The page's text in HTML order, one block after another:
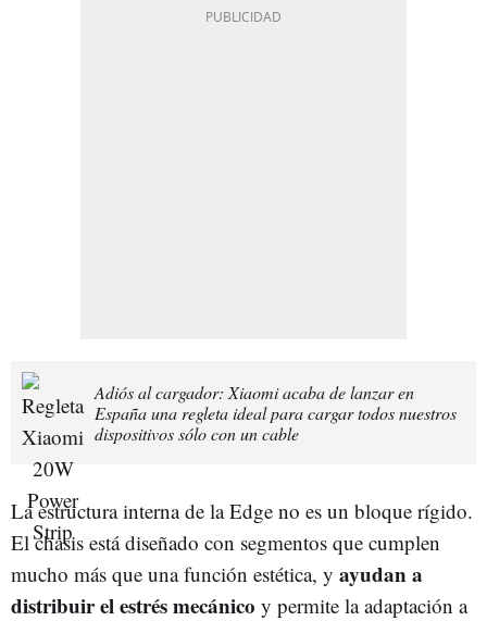
Adiós al cargador: Xiaomi acaba de lanzar en
España una regleta ideal para cargar todos nuestros
dispositivos sólo con un cable
La estructura interna de la Edge no es un bloque rígido.
El chasis está diseñado con segmentos que cumplen
mucho más que una función estética, y ayudan a
distribuir el estrés mecánico y permite la adaptación a